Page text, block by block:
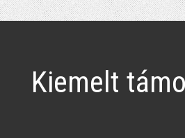
Kiemelt